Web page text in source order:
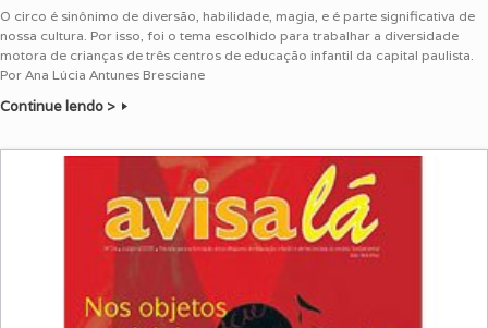
O circo é sinônimo de diversão, habilidade, magia, e é parte significativa de
nossa cultura. Por isso, foi o tema escolhido para trabalhar a diversidade
motora de crianças de três centros de educação infantil da capital paulista.
Por Ana Lúcia Antunes Bresciane
Continue lendo >